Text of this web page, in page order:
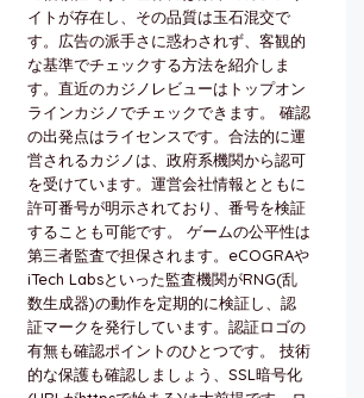
イトが存在し、その品質は玉石混交で
す。広告の派手さに惑わされず、客観的
な基準でチェックする方法を紹介しま
す。直近のカジノレビューはトップオン
ラインカジノでチェックできます。 確認
の出発点はライセンスです。合法的に運
営されるカジノは、政府系機関から認可
を受けています。運営会社情報とともに
許可番号が明示されており、番号を検証
することも可能です。 ゲームの公平性は
第三者監査で担保されます。eCOGRAや
iTech Labsといった監査機関がRNG(乱
数生成器)の動作を定期的に検証し、認
証マークを発行しています。認証ロゴの
有無も確認ポイントのひとつです。 技術
的な保護も確認しましょう、SSL暗号化